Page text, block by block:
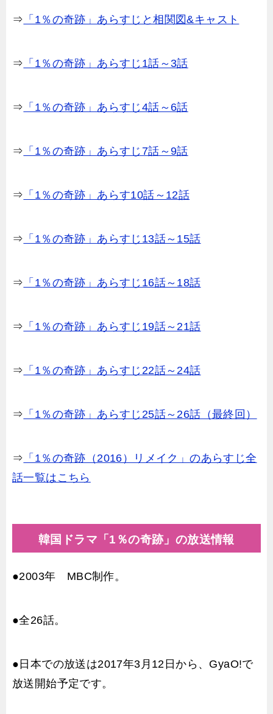
⇒ 「1％の奇跡」あらすじと相関図&キャスト
⇒ 「1％の奇跡」あらすじ1話～3話
⇒ 「1％の奇跡」あらすじ4話～6話
⇒ 「1％の奇跡」あらすじ7話～9話
⇒ 「1％の奇跡」あらす10話～12話
⇒ 「1％の奇跡」あらすじ13話～15話
⇒ 「1％の奇跡」あらすじ16話～18話
⇒ 「1％の奇跡」あらすじ19話～21話
⇒ 「1％の奇跡」あらすじ22話～24話
⇒ 「1％の奇跡」あらすじ25話～26話（最終回）
⇒ 「1％の奇跡（2016）リメイク」のあらすじ全
話一覧はこちら
韓国ドラマ「1％の奇跡」の放送情報
●2003年 MBC制作。
●全26話。
●日本での放送は2017年3月12日から、GyaO!で
放送開始予定です。